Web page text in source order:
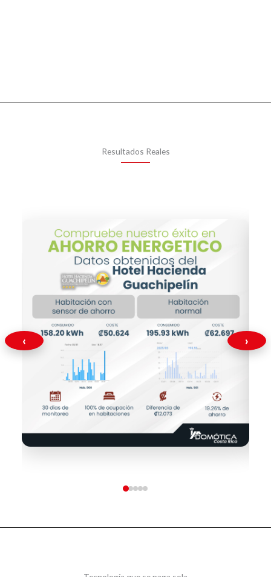
Resultados Reales
‹ ›